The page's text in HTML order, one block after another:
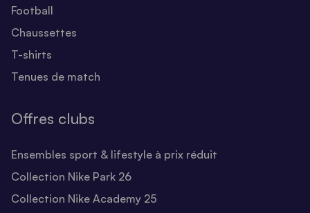
Football
Chaussettes
T-shirts
Tenues de match
Offres clubs
Ensembles sport & lifestyle à prix réduit
Collection Nike Park 26
Collection Nike Academy 25